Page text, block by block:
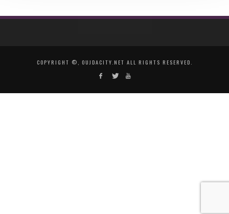
COPYRIGHT ©, OUJDACITY.NET ALL RIGHTS RESERVED.